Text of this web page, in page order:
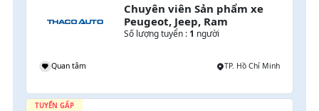
Chuyên viên Sản phẩm xe
Peugeot, Jeep, Ram
Số lượng tuyển : 1 người
Quan tâm TP. Hồ Chí Minh
TUYỂN GẤP